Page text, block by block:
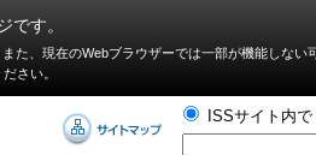
です。
た、現在のWebブラウザーでは⼀部が機能しない
さい。
ISSサイト内で